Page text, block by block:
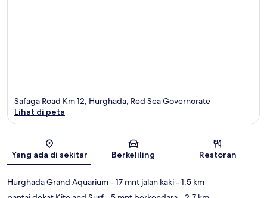
Peta
Safaga Road Km 12, Hurghada, Red Sea Governorate
Lihat di peta
Yang ada di sekitar Berkeliling Restoran
Hurghada Grand Aquarium- 17 mnt jalan kaki- 1.5 km